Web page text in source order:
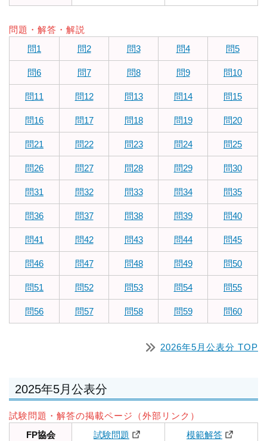
問題・解答・解説
問1
問2 問3 問4 問5
問6 問7 問8 問9 問10
問11 問12 問13 問14 問15
問16 問17 問18 問19 問20
問21 問22 問23 問24 問25
問26 問27 問28 問29 問30
問31 問32 問33 問34 問35
問36 問37 問38 問39 問40
問41 問42 問43 問44 問45
問46 問47 問48 問49 問50
問51 問52 問53 問54 問55
問56 問57 問58 問59 問60
2026年5月公表分 TOP
2025年5月公表分
試験問題・解答の掲載ページ（外部リンク）
FP協会
試験問題 模範解答